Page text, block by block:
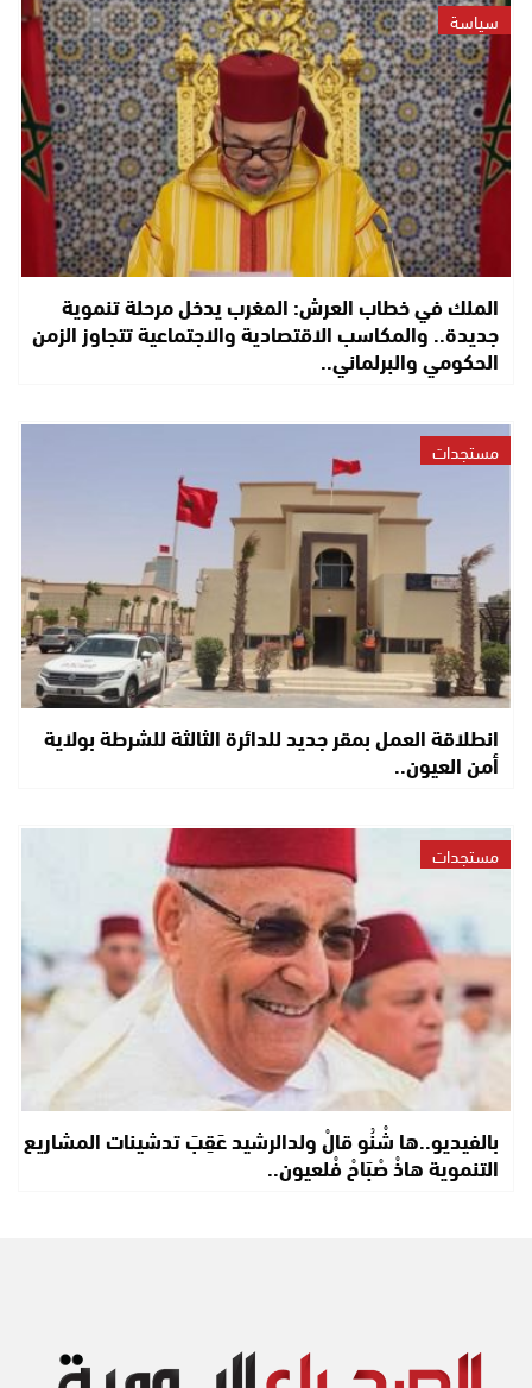
سياسة
الملك في خطاب العرش: المغرب يدخل مرحلة تنموية
جديدة.. والمكاسب الاقتصادية والاجتماعية تتجاوز الزمن
الحكومي والبرلماني..
مستجدات
انطلاقة العمل بمقر جديد للدائرة الثالثة للشرطة بولاية
أمن العيون..
مستجدات
بالفيديو..ها شْنُو قالْ ولدالرشيد عَقِبَ تدشينات المشاريع
التنموية هاذْ صْبَاحْ فْلعيون..